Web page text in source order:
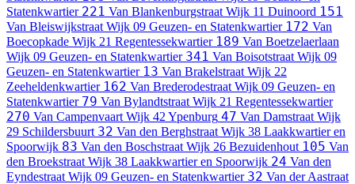
Statenkwartier 221 Van Blankenburgstraat Wijk 11 Duinoord 151
Van Bleiswijkstraat Wijk 09 Geuzen- en Statenkwartier 172 Van
Boecopkade Wijk 21 Regentessekwartier 189 Van Boetzelaerlaan
Wijk 09 Geuzen- en Statenkwartier 341 Van Boisotstraat Wijk 09
Geuzen- en Statenkwartier 13 Van Brakelstraat Wijk 22
Zeeheldenkwartier 162 Van Brederodestraat Wijk 09 Geuzen- en
Statenkwartier 79 Van Bylandtstraat Wijk 21 Regentessekwartier
270 Van Campenvaart Wijk 42 Ypenburg 47 Van Damstraat Wijk
29 Schildersbuurt 32 Van den Berghstraat Wijk 38 Laakkwartier en
Spoorwijk 83 Van den Boschstraat Wijk 26 Bezuidenhout 105 Van
den Broekstraat Wijk 38 Laakkwartier en Spoorwijk 24 Van den
Eyndestraat Wijk 09 Geuzen- en Statenkwartier 32 Van der Aastraat